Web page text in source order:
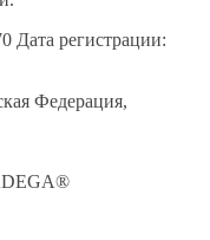
Дата регистрации:
Федерация,